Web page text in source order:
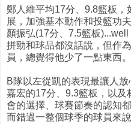
鄭人維平均17分、9.8籃板，
展，加強基本動作和投籃功
顏振弘(17分、7.5籃板
拼勁和球品都沒話說，但作
員，總覺得他少了一點東西。
B隊以左從凱的表現最讓人
嘉宏的17分、9.3籃板，以
會的選擇、球賽節奏的認知
而錯過一整個球季的球員來